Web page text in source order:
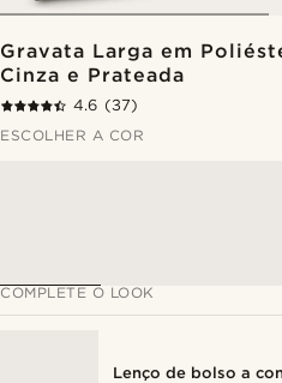
Gravata Larga em
Cinza e Prateada
4.6 (37)
ESCOLHER A COR
COMPLETE O LOOK
Lenço de bolso a